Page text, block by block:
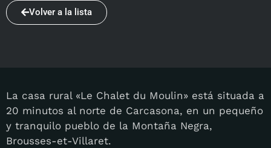
Volver a la lista
La casa rural «Le Chalet du Moulin» está situada a
20 minutos al norte de Carcasona, en un pequeño
y tranquilo pueblo de la Montaña Negra,
Brousses-et-Villaret.